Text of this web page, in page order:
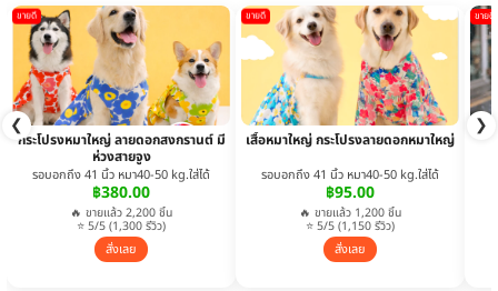
❮ ❯
ขายดี
กระโปรงหมาใหญ่ ลายดอกสงกรานต์ มี
ห่วงสายจูง
รอบอกถึง 41 นิ้ว หมา40-50 kg.ใส่ได้
฿380.00
🔥 ขายแล้ว 2,200 ชิ้น
⭐ 5/5 (1,300 รีวิว)
สั่งเลย
ขายดี
เสื้อหมาใหญ่ กระโปรงลายดอกหมาใหญ่
รอบอกถึง 41 นิ้ว หมา40-50 kg.ใส่ได้
฿95.00
🔥 ขายแล้ว 1,200 ชิ้น
⭐ 5/5 (1,150 รีวิว)
สั่งเลย
ขายดี